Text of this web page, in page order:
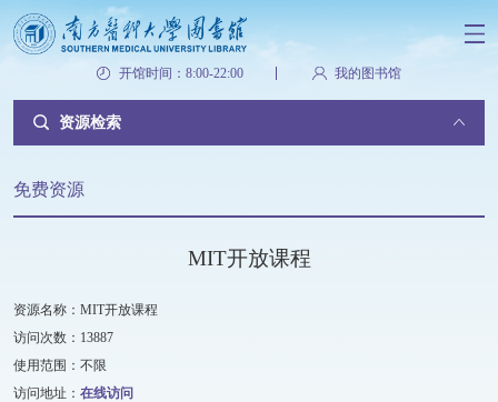
开馆时间：8:00-22:00 我的图书馆
资源检索
免费资源
MIT开放课程
资源名称：MIT开放课程
访问次数：13887
使用范围：不限
访问地址： 在线访问